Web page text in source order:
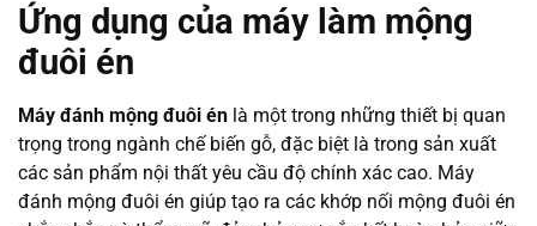
Ứng dụng của máy làm mộng
đuôi én
Máy đánh mộng đuôi én là một trong những thiết bị quan
trọng trong ngành chế biến gỗ, đặc biệt là trong sản xuất
các sản phẩm nội thất yêu cầu độ chính xác cao. Máy
đánh mộng đuôi én giúp tạo ra các khớp nối mộng đuôi én